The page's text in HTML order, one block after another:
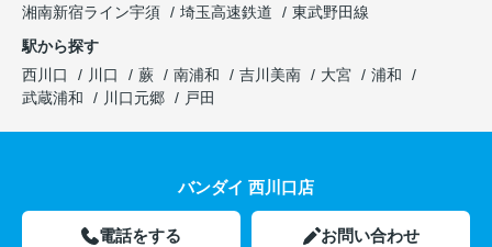
湘南新宿ライン宇須
埼玉高速鉄道
東武野田線
駅から探す
西川口
川口 蕨 南浦和 吉川美南 大宮
浦和
武蔵浦和
川口元郷 戸田
バンダイ 西川口店
電話をする お問い合わせ